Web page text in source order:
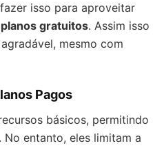
isso para aproveitar
planos gratuitos. Assim isso
mesmo com
Pagos
básicos, permitindo
No entanto, eles limitam a